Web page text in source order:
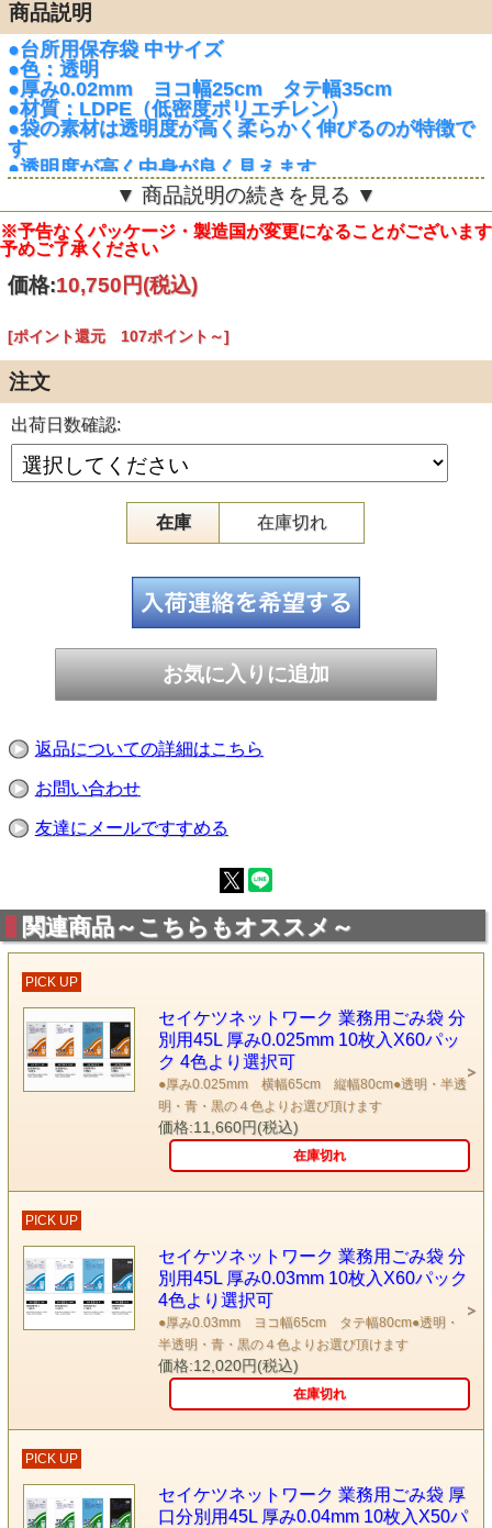
商品説明
●台所用保存袋 中サイズ
●色：透明
●厚み0.02mm ヨコ幅25cm タテ幅35cm
●材質：LDPE（低密度ポリエチレン）
●袋の素材は透明度が高く柔らかく伸びるのが特徴で
す
●透明度が高く中身が良く見えます
サイズ：厚み0.02mmXヨコ幅25cmXタテ幅35cm
材質：LDPE（低密度ポリエチレン）
色：透明
内容量：1パック50枚入り
生産国：中国
▼ 商品説明の続きを見る ▼
※予告なくパッケージ・製造国が変更になることがございます
予めご了承ください
価格:10,750円(税込)
[ポイント還元 107ポイント～]
注文
出荷日数確認:
在庫 在庫切れ
返品についての詳細はこちら
お問い合わせ
友達にメールですすめる
関連商品～こちらもオススメ～
PICK UP
セイケツネットワーク 業務用ごみ袋 分
別用45L 厚み0.025mm 10枚入X60パッ
ク 4色より選択可
●厚み0.025mm 横幅65cm 縦幅80cm●透明・半透
明・青・黒の４色よりお選び頂けます
価格:11,660円(税込)
在庫切れ
PICK UP
セイケツネットワーク 業務用ごみ袋 分
別用45L 厚み0.03mm 10枚入X60パック
4色より選択可
●厚み0.03mm ヨコ幅65cm タテ幅80cm●透明・
半透明・青・黒の４色よりお選び頂けます
価格:12,020円(税込)
在庫切れ
PICK UP
セイケツネットワーク 業務用ごみ袋 厚
口分別用45L 厚み0.04mm 10枚入X50パ